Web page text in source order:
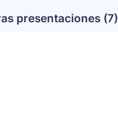
presentaciones (7)